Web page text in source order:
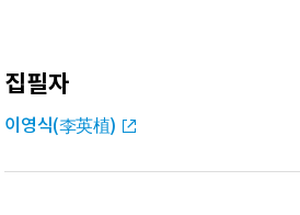
집필자
이영식(李英植)